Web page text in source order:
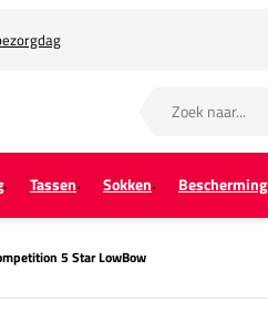
Tassen Sokken Bescherming
5 Star LowBow